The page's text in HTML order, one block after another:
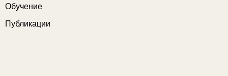
Обучение
Публикации